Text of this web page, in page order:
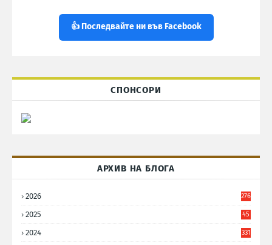
👍 Последвайте ни във Facebook
СПОНСОРИ
АРХИВ НА БЛОГА
2026 276
2025
45
2024 331